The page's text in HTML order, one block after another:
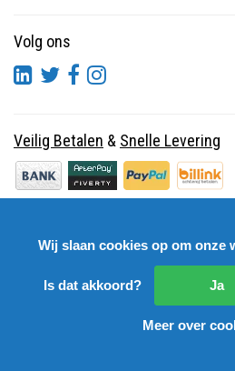
Volg ons
Veilig Betalen & Snelle Levering
© Copyright 2026 DutchSpares B.V. -
Wij slaan cookies op om onze
Is dat akkoord? Ja
Meer over